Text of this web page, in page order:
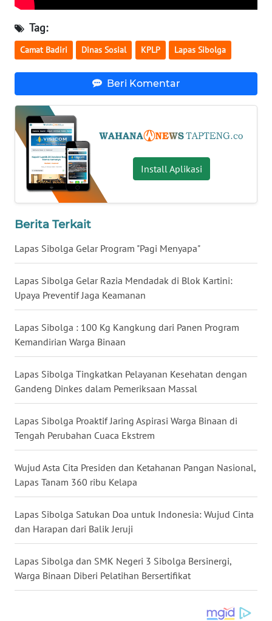
Tag:
Camat Badiri Dinas Sosial KPLP Lapas Sibolga
Beri Komentar
Install Aplikasi
Berita Terkait
Lapas Sibolga Gelar Program "Pagi Menyapa"
Lapas Sibolga Gelar Razia Mendadak di Blok Kartini:
Upaya Preventif Jaga Keamanan
Lapas Sibolga : 100 Kg Kangkung dari Panen Program
Kemandirian Warga Binaan
Lapas Sibolga Tingkatkan Pelayanan Kesehatan dengan
Gandeng Dinkes dalam Pemeriksaan Massal
Lapas Sibolga Proaktif Jaring Aspirasi Warga Binaan di
Tengah Perubahan Cuaca Ekstrem
Wujud Asta Cita Presiden dan Ketahanan Pangan Nasional,
Lapas Tanam 360 ribu Kelapa
Lapas Sibolga Satukan Doa untuk Indonesia: Wujud Cinta
dan Harapan dari Balik Jeruji
Lapas Sibolga dan SMK Negeri 3 Sibolga Bersinergi,
Warga Binaan Diberi Pelatihan Bersertifikat
WN
KALTARA
WN
WN
KALTIM
WN
SULSEL
WN
GORONTALO
WN
SULUT
WN
MALUKU
WN
MALUT
WN
WN
DANAU
WN
WN
LANGKAT
WN
TAPANULI